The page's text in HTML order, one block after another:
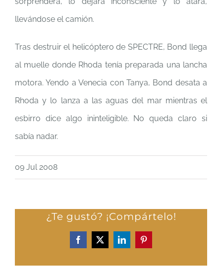
llevándose el camión.
Tras destruir el helicóptero de SPECTRE, Bond llega
al muelle donde Rhoda tenía preparada una lancha
motora. Yendo a Venecia con Tanya, Bond desata a
Rhoda y lo lanza a las aguas del mar mientras el
esbirro dice algo ininteligible. No queda claro si
sabía nadar.
09 Jul 2008
¿Te gustó? ¡Compártelo!
Facebook
X LinkedInPinterest